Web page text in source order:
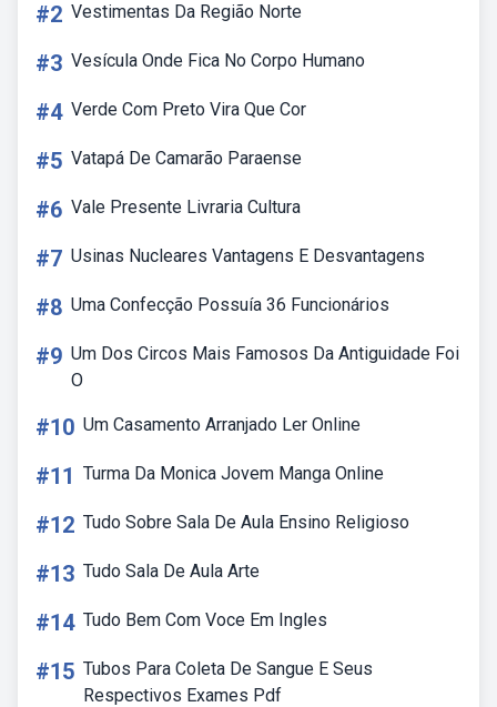
#2 Vestimentas Da Região Norte
#3 Vesícula Onde Fica No Corpo Humano
#4 Verde Com Preto Vira Que Cor
#5 Vatapá De Camarão Paraense
#6 Vale Presente Livraria Cultura
#7 Usinas Nucleares Vantagens E Desvantagens
#8 Uma Confecção Possuía 36 Funcionários
#9 Um Dos Circos Mais Famosos Da Antiguidade Foi
O
#10 Um Casamento Arranjado Ler Online
#11 Turma Da Monica Jovem Manga Online
#12 Tudo Sobre Sala De Aula Ensino Religioso
#13 Tudo Sala De Aula Arte
#14 Tudo Bem Com Voce Em Ingles
#15 Tubos Para Coleta De Sangue E Seus
Respectivos Exames Pdf